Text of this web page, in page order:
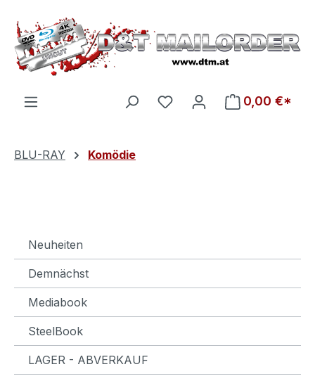
Zum Hauptinhalt springen
Du hast 0 Produkte auf
0,00 €*
BLU-RAY Komödie
Neuheiten
Demnächst
Mediabook
SteelBook
LAGER - ABVERKAUF